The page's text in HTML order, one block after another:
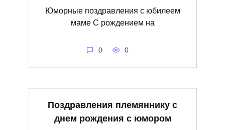
Юморные поздравления с юбилеем
маме С рождением на
0 0
Поздравления племяннику с
днем рождения с юмором